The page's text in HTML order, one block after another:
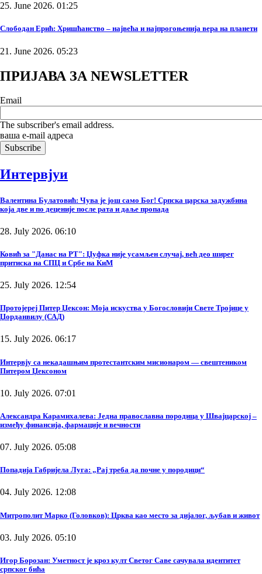
25. June 2026. 01:25
Слободан Ерић: Хришћанство – највећа и најпрогоњенија вера на планети
21. June 2026. 05:23
ПРИЈАВА ЗА NEWSLETTER
Email
The subscriber's email address.
ваша е-mail адреса
Интервјуи
Валентина Булатовић: Чува је још само Бог! Српска царска задужбина
која две и по деценије после рата и даље пропада
28. July 2026. 06:10
Ковић за "Данас на РТ": Џуфка није усамљен случај, већ део ширег
притиска на СПЦ и Србе на КиМ
25. July 2026. 12:54
Протојереј Питер Џексон: Моја искуства у Богословији Свете Тројице у
Џорданвилу (САД)
15. July 2026. 06:17
Интервју са некадашњим протестантским мисионаром — свештеником
Питером Џексоном
10. July 2026. 07:01
Александра Карамихалева: Једна православна породица у Швајцарској –
између финансија, фармације и вечности
07. July 2026. 05:08
Попадија Габријела Луга: „Рај треба да почне у породици“
04. July 2026. 12:08
Митрополит Марко (Головков): Црква као место за дијалог, љубав и живот
03. July 2026. 05:10
Игор Борозан: Уметност је кроз култ Светог Саве сачувала идентитет
српског бића